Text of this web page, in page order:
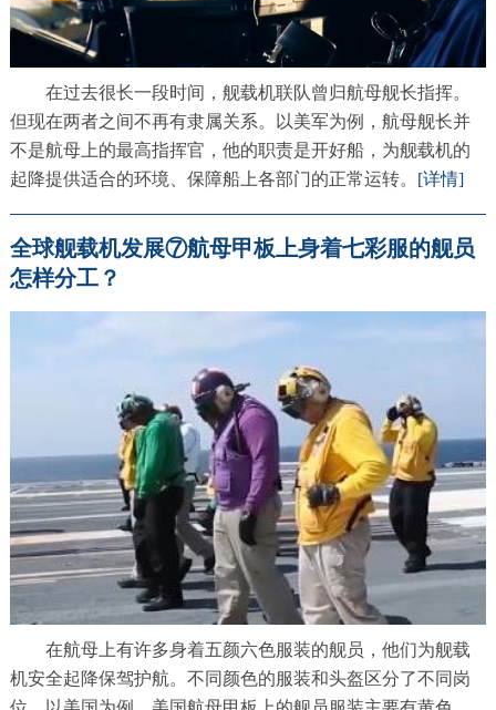
在过去很长一段时间，舰载机联队曾归航母舰长指挥。
但现在两者之间不再有隶属关系。以美军为例，航母舰长并
不是航母上的最高指挥官，他的职责是开好船，为舰载机的
起降提供适合的环境、保障船上各部门的正常运转。 [详情]
全球舰载机发展⑦航母甲板上身着七彩服的舰员
怎样分工？
在航母上有许多身着五颜六色服装的舰员，他们为舰载
机安全起降保驾护航。不同颜色的服装和头盔区分了不同岗